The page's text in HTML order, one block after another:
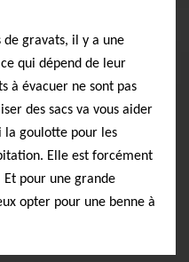
de gravats, il y a une
qui dépend de leur
à évacuer ne sont pas
des sacs va vous aider
la goulotte pour les
Elle est forcément
pour une grande
opter pour une benne à